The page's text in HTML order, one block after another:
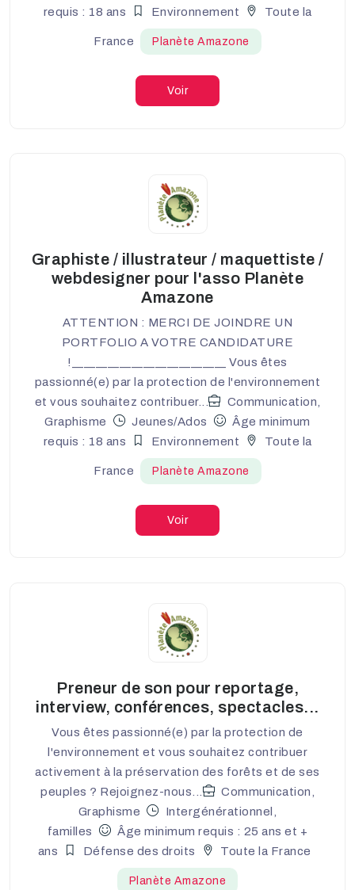
requis : 18 ans
Environnement Toute la
France Planète Amazone
Voir
Graphiste / illustrateur / maquettiste /
webdesigner pour l'asso Planète
Amazone
ATTENTION : MERCI DE JOINDRE UN
PORTFOLIO A VOTRE CANDIDATURE
!__________________________ Vous êtes
passionné(e) par la protection de l'environnement
et vous souhaitez contribuer...
Communication,
Graphisme
Jeunes/Ados
Âge minimum
requis : 18 ans
Environnement Toute la
France Planète Amazone
Voir
Preneur de son pour reportage,
interview, conférences, spectacles...
Vous êtes passionné(e) par la protection de
l'environnement et vous souhaitez contribuer
activement à la préservation des forêts et de ses
peuples ? Rejoignez-nous...
Communication,
Graphisme
Intergénérationnel,
familles
Âge minimum requis : 25 ans et +
ans
Défense des droits Toute la France
Planète Amazone